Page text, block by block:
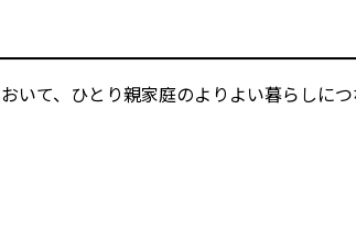
いて、ひとり親家庭のよりよい暮らしに